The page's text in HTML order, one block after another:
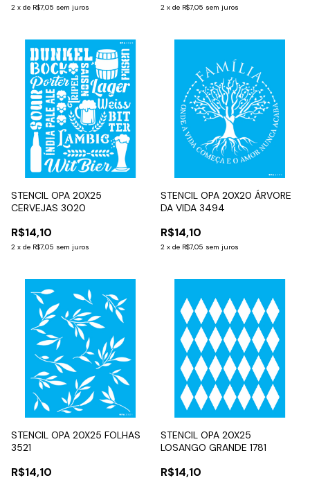
2 x de R$7,05 sem juros 2 x de R$7,05 sem juros
STENCIL OPA 20X25
CERVEJAS 3020
R$14,10
2 x de R$7,05 sem juros
STENCIL OPA 20X20 ÁRVORE
DA VIDA 3494
R$14,10
2 x de R$7,05 sem juros
STENCIL OPA 20X25 FOLHAS
3521
R$14,10
STENCIL OPA 20X25
LOSANGO GRANDE 1781
R$14,10